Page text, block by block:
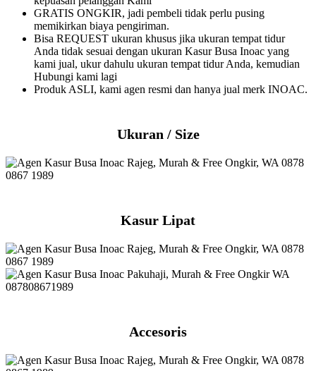
GRATIS ONGKIR, jadi pembeli tidak perlu pusing
memikirkan biaya pengiriman.
Bisa REQUEST ukuran khusus jika ukuran tempat tidur
Anda tidak sesuai dengan ukuran Kasur Busa Inoac yang
kami jual, ukur dahulu ukuran tempat tidur Anda, kemudian
Hubungi kami lagi
Produk ASLI, kami agen resmi dan hanya jual merk INOAC.
Ukuran / Size
Kasur Lipat
Accesoris